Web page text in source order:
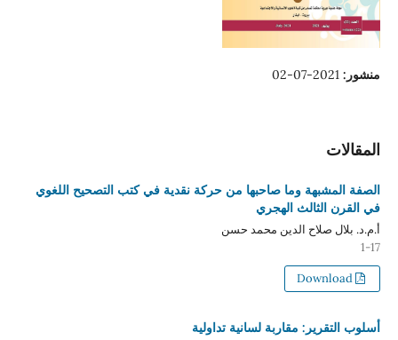
منشور: 2021-07-02
المقالات
الصفة المشبهة وما صاحبها من حركة نقدية في كتب التصحيح اللغوي
في القرن الثالث الهجري
أ.م.د. بلال صلاح الدين محمد حسن
1-17
Download
أسلوب التقرير: مقاربة لسانية تداولية